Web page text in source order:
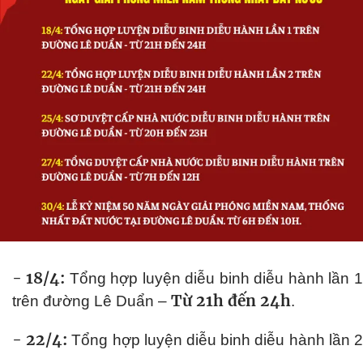
- 18/4: Tổng hợp luyện diễu binh diễu hành lần 1
trên đường Lê Duẩn – Từ 21h đến 24h.
- 22/4: Tổng hợp luyện diễu binh diễu hành lần 2